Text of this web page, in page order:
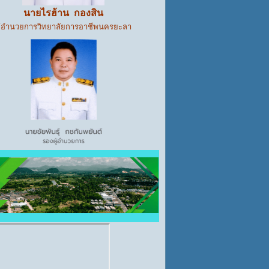
นายไรฮ้าน กองสิน
ำนวยการวิทยาลัยการอาชีพนครยะลา